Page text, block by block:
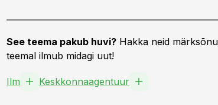
See teema pakub huvi? Hakka neid
teemal ilmub midagi uut!
Ilm Keskkonnaagentuur